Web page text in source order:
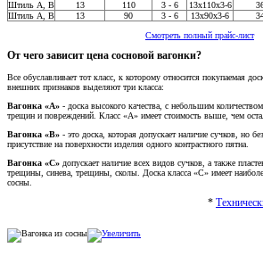
Штиль A, В
13 110 3 - 6 13x110x3-6
Штиль A, В
13 90 3 - 6 13x90x3-6
Смотреть полный прайс-лист
От чего зависит цена сосновой вагонки?
Все обуславливает тот класс, к которому относится покупаемая
внешних признаков выделяют три класса:
Вагонка «А» - доска высокого качества, с небольшим
трещин и повреждений. Класс «А» имеет стоимость выше, чем
Вагонка «В» - это доска, которая допускает наличие сучков, но
присутствие на поверхности изделия одного контрастного пятна.
Вагонка «С» допускает наличие всех видов сучков, а также
трещины, синева, трещины, сколы. Доска класса «С» имеет
сосны.
*